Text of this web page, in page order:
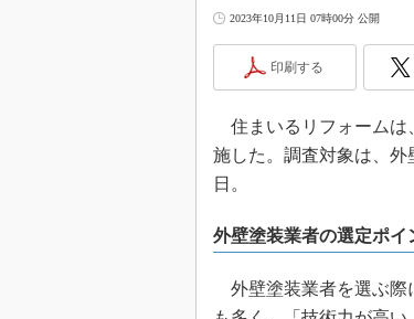
2023年10月11日 07時00分 公開
印刷する
住まいるリフォームは
施した。調査対象は、外
日。
外壁塗装業者の選定ポイ
外壁塗装業者を選ぶ際